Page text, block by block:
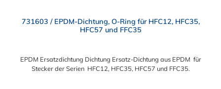
731603 / EPDM-Dichtung, O-Ring für HFC12, HFC35,
HFC57 und FFC35
EPDM Ersatzdichtung Dichtung Ersatz-Dichtung aus EPDM für
Stecker der Serien HFC12, HFC35, HFC57 und FFC35.